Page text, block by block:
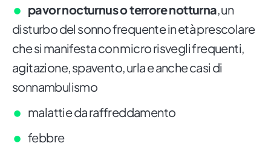
pavor nocturnus o terrore notturna, un
disturbo del sonno frequente in età prescolare
che si manifesta con micro risvegli frequenti,
agitazione, spavento, urla e anche casi di
sonnambulismo
malattie da raffreddamento
febbre